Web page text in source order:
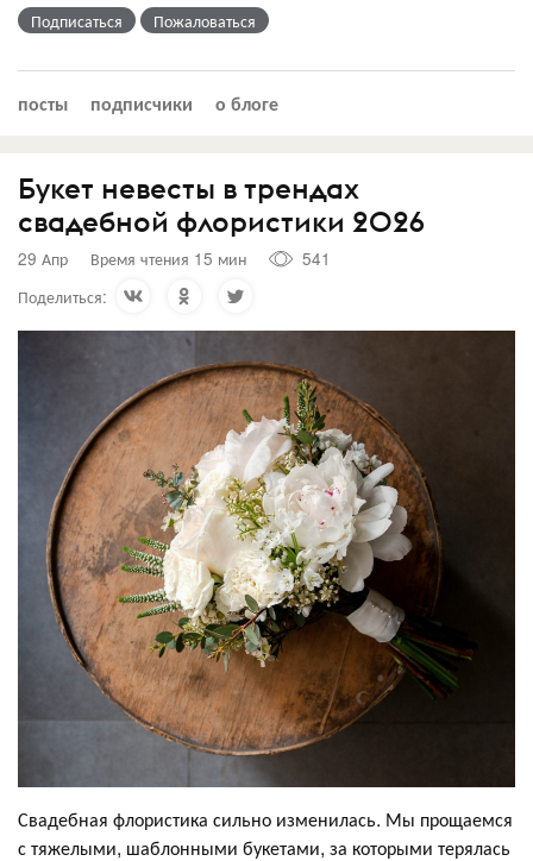
Подписаться Пожаловаться
посты подписчики о блоге
Букет невесты в трендах
свадебной флористики 2026
29 Апр Время чтения 15 мин
541
Поделиться:
Свадебная флористика сильно изменилась. Мы прощаемся
с тяжелыми, шаблонными букетами, за которыми терялась